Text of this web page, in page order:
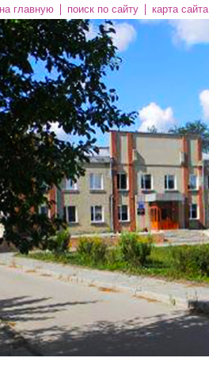
на главную поиск по сайту карта сайта